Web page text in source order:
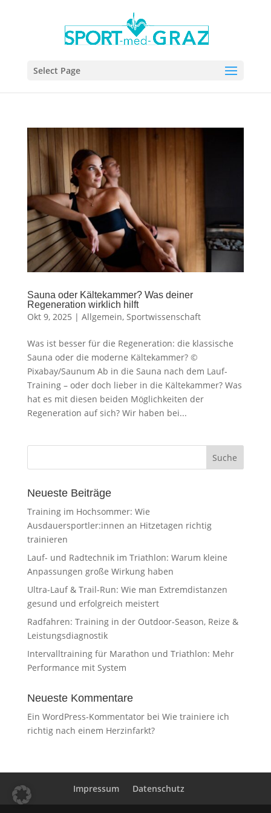
Select Page
Sauna oder Kältekammer? Was deiner
Regeneration wirklich hilft
Okt 9, 2025 | Allgemein, Sportwissenschaft
Was ist besser für die Regeneration: die klassische
Sauna oder die moderne Kältekammer? ©
Pixabay/Saunum Ab in die Sauna nach dem Lauf-
Training – oder doch lieber in die Kältekammer? Was
hat es mit diesen beiden Möglichkeiten der
Regeneration auf sich? Wir haben bei...
Neueste Beiträge
Training im Hochsommer: Wie
Ausdauersportler:innen an Hitzetagen richtig
trainieren
Lauf- und Radtechnik im Triathlon: Warum kleine
Anpassungen große Wirkung haben
Ultra-Lauf & Trail-Run: Wie man Extremdistanzen
gesund und erfolgreich meistert
Radfahren: Training in der Outdoor-Season, Reize &
Leistungsdiagnostik
Intervalltraining für Marathon und Triathlon: Mehr
Performance mit System
Neueste Kommentare
Ein WordPress-Kommentatorbei Wie trainiere ich
richtig nach einem Herzinfarkt?
Impressum Datenschutz